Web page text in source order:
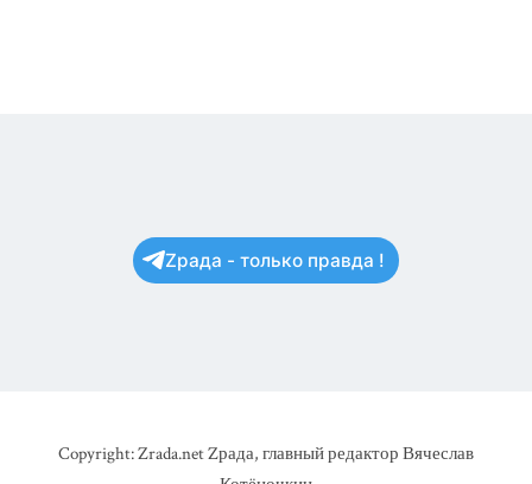
Zрада - только правда !
Copyright: Zrada.net Zрада, главный редактор Вячеслав